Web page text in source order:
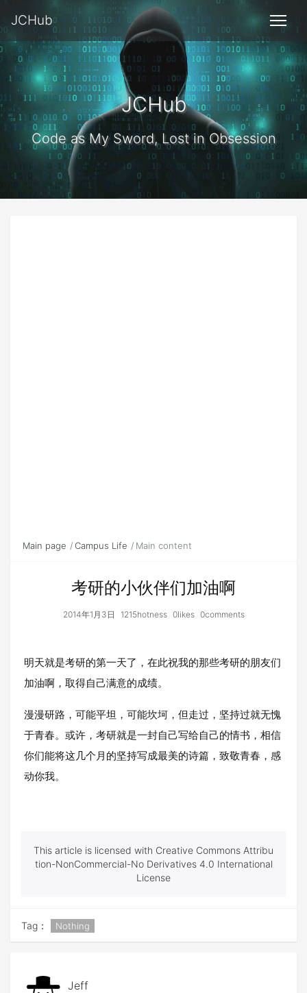
JCHub
JCHub
Code as My Sword, Lost in Obsession
Main page Campus Life Main content
考研的小伙伴们加油啊
2014年1月3日 1215hotness 0likes 0comments
明天就是考研的第一天了，在此祝我的那些考研的朋友们
加油啊，取得自己满意的成绩。
漫漫研路，可能平坦，可能坎坷，但走过，坚持过就无愧
于青春。或许，考研就是一封自己写给自己的情书，相信
你们能将这几个月的坚持写成最美的诗篇，致敬青春，感
动你我。
This article is licensed with Creative Commons Attribu
tion-NonCommercial-No Derivatives 4.0 International
License
Tag： Nothing
Jeff